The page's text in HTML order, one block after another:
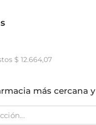
$ 12.664,07
más cercana y